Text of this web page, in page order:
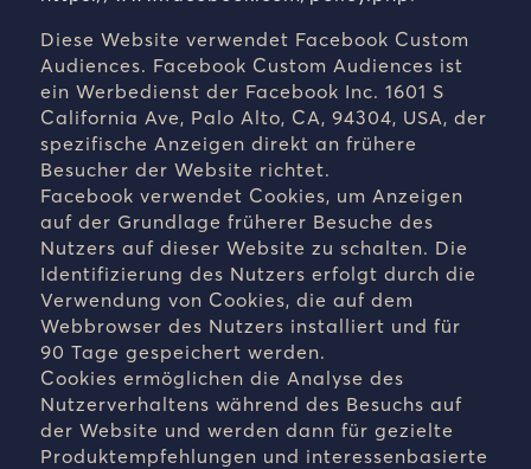
Diese Website verwendet Facebook Custom
Audiences. Facebook Custom Audiences ist
ein Werbedienst der Facebook Inc. 1601 S
California Ave, Palo Alto, CA, 94304, USA, der
spezifische Anzeigen direkt an frühere
Besucher der Website richtet.
Facebook verwendet Cookies, um Anzeigen
auf der Grundlage früherer Besuche des
Nutzers auf dieser Website zu schalten. Die
Identifizierung des Nutzers erfolgt durch die
Verwendung von Cookies, die auf dem
Webbrowser des Nutzers installiert und für
90 Tage gespeichert werden.
Cookies ermöglichen die Analyse des
Nutzerverhaltens während des Besuchs auf
der Website und werden dann für gezielte
Produktempfehlungen und interessenbasierte